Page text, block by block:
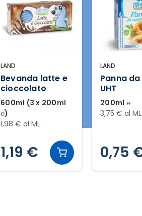
LAND
Bevanda latte e
cioccolato
600ml (3 x 200ml
℮)
1,98 € al ML
1,19 €
LAND
Panna
UHT
200ml ℮
3,75 € al ML
0,75